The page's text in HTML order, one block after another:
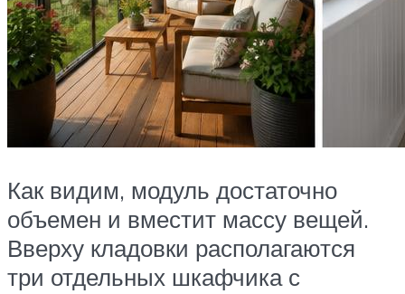
Как видим, модуль достаточно
объемен и вместит массу вещей.
Вверху кладовки располагаются
три отдельных шкафчика с